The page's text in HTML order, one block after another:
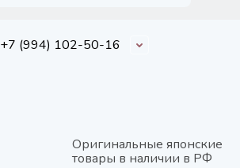
+7 (994) 102-50-16
Оригинальные японские
товары в наличии в РФ